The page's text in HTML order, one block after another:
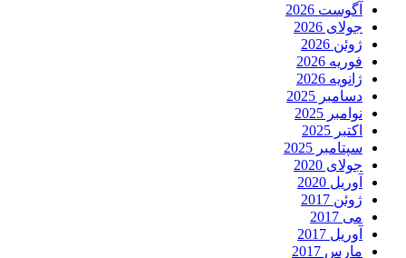
آگوست 2026
جولای 2026
ژوئن 2026
فوریه 2026
ژانویه 2026
دسامبر 2025
نوامبر 2025
اکتبر 2025
سپتامبر 2025
جولای 2020
آوریل 2020
ژوئن 2017
می 2017
آوریل 2017
مارس 2017